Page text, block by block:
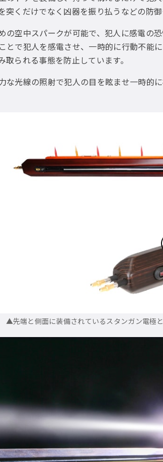
くだけでなく凶器を振り払うなどの防御
の空中スパークが可能で、犯人に感電の
とで犯人を感電させ、一時的に行動不能
られる事態を防止しています。
な光線の照射で犯人の目を眩ませ一時的
▲先端と側面に装備されているスタンガン電極